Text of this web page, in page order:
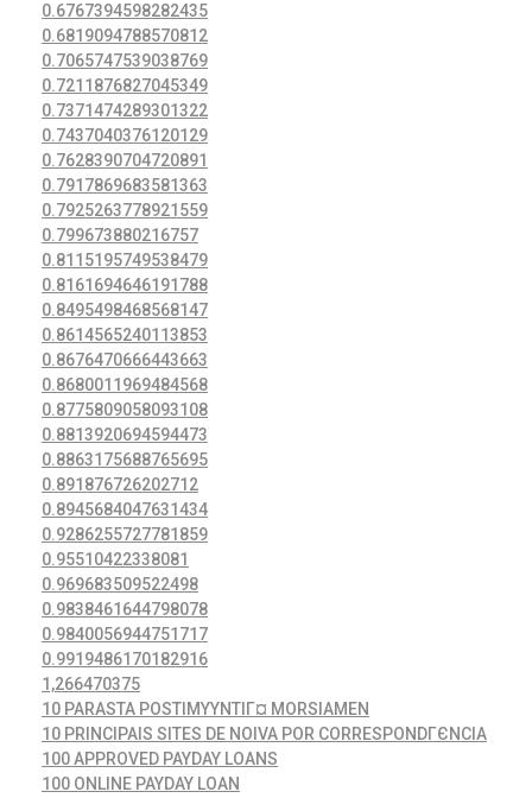
0.6767394598282435
0.6819094788570812
0.7065747539038769
0.7211876827045349
0.7371474289301322
0.7437040376120129
0.7628390704720891
0.7917869683581363
0.7925263778921559
0.799673880216757
0.8115195749538479
0.8161694646191788
0.8495498468568147
0.8614565240113853
0.8676470666443663
0.8680011969484568
0.8775809058093108
0.8813920694594473
0.8863175688765695
0.891876726202712
0.8945684047631434
0.9286255727781859
0.95510422338081
0.969683509522498
0.9838461644798078
0.9840056944751717
0.9919486170182916
1,266470375
10 PARASTA POSTIMYYNTIГ¤ MORSIAMEN
10 PRINCIPAIS SITES DE NOIVA POR CORRESPONDГЄNCIA
100 APPROVED PAYDAY LOANS
100 ONLINE PAYDAY LOAN